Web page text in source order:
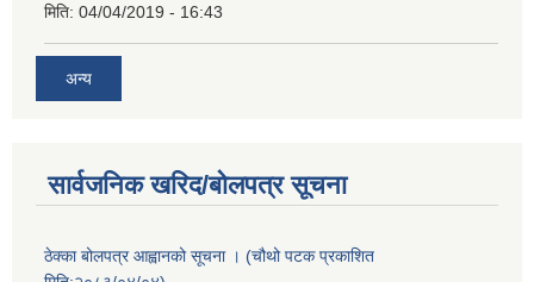
मिति: 04/04/2019 - 16:43
अन्य
सार्वजनिक खरिद/बोलपत्र सूचना
ठेक्का बोलपत्र आह्वानको सूचना । (चौथो पटक प्रकाशित